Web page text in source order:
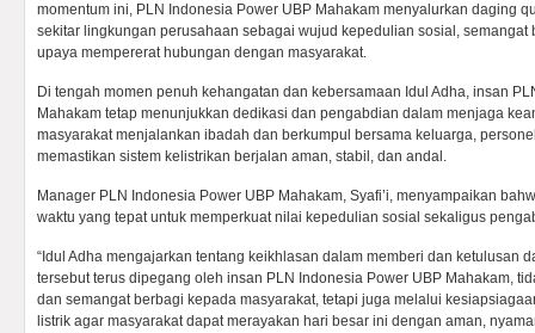
momentum ini, PLN Indonesia Power UBP Mahakam menyalurkan daging
sekitar lingkungan perusahaan sebagai wujud kepedulian sosial, semangat
upaya mempererat hubungan dengan masyarakat.
Di tengah momen penuh kehangatan dan kebersamaan Idul Adha, insan
Mahakam tetap menunjukkan dedikasi dan pengabdian dalam menjaga
masyarakat menjalankan ibadah dan berkumpul bersama keluarga,
memastikan sistem kelistrikan berjalan aman, stabil, dan andal.
Manager PLN Indonesia Power UBP Mahakam, Syafi’i, menyampaikan
waktu yang tepat untuk memperkuat nilai kepedulian sosial sekaligus
“Idul Adha mengajarkan tentang keikhlasan dalam memberi dan ketulusan
tersebut terus dipegang oleh insan PLN Indonesia Power UBP Mahakam,
dan semangat berbagi kepada masyarakat, tetapi juga melalui
listrik agar masyarakat dapat merayakan hari besar ini dengan aman,